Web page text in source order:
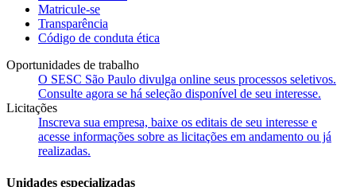
Matricule-se
Transparência
Código de conduta ética
Oportunidades de trabalho
O SESC São Paulo divulga online seus processos seletivos.
Consulte agora se há seleção disponível de seu interesse.
Licitações
Inscreva sua empresa, baixe os editais de seu interesse e
acesse informações sobre as licitações em andamento ou já
realizadas.
Unidades especializadas